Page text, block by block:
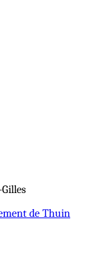
de Thuin